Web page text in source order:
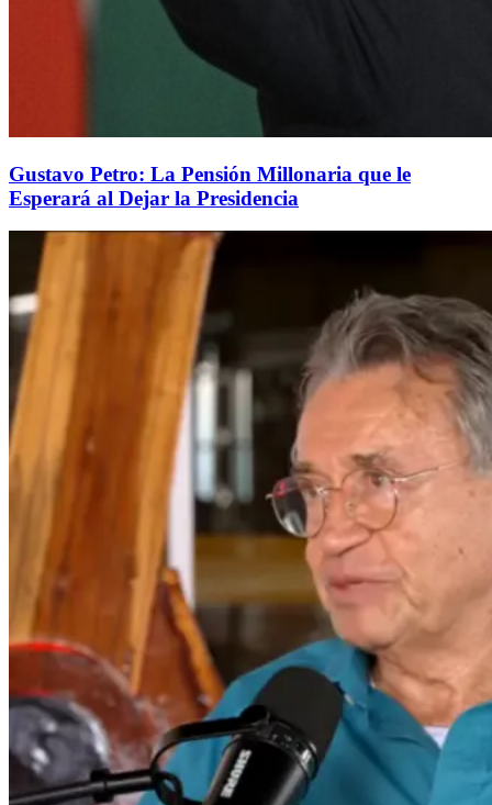
Gustavo Petro: La Pensión Millonaria que le
Esperará al Dejar la Presidencia